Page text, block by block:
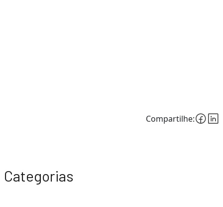
Compartilhe:
Categorias